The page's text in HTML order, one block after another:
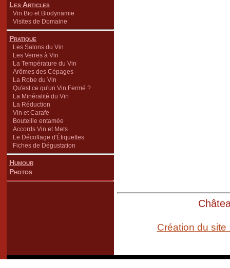
Les Articles
Vin Bio et Biodynamie
Visites de Domaine
Pratique
Les Salons du Vin
Les Verres à Vin
La Température du Vin
Arômes des Cépages
La Robe du Vin
Qu'est ce qu'un Vin Fermé ?
La Minéralité du Vin
La Réduction
Vin et Carafe
Bouteille entamée
Accords Vin et Mets
Le Décollage d'Étiquettes
Fiches de Dégustation
Humour
Photos
Création du site